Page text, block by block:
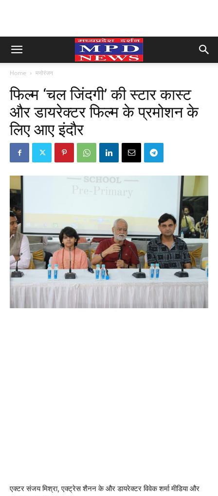
Home मनोरंजन
फिल्म ‘चल जिंदगी’ की स्टार कास्ट
और डायरेक्टर फिल्म के प्रमोशन के
लिए आए इंदौर
एक्टर संजय मिश्रा, एक्ट्रेस शैनन के और डायरेक्टर विवेक शर्मा मीडिया और